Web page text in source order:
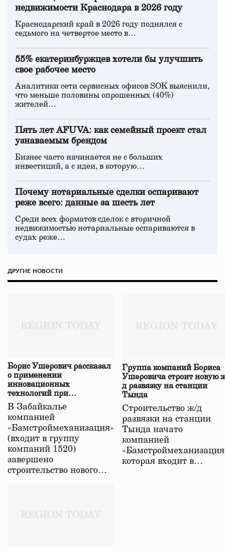
недвижимости Краснодара в 2026 году
Краснодарский край в 2026 году поднялся с
седьмого на четвертое место в…
55% екатеринбуржцев хотели бы улучшить
свое рабочее место
Аналитики сети сервисных офисов SOK выяснили,
что меньше половины опрошенных (40%)
жителей…
Пять лет AFUVA: как семейный проект стал
узнаваемым брендом
Бизнес часто начинается не с больших
инвестиций, а с идеи, в которую…
Почему нотариальные сделки оспаривают
реже всего: данные за шесть лет
Среди всех форматов сделок с вторичной
недвижимостью нотариальные оспариваются в
судах реже…
ДРУГИЕ НОВОСТИ
Борис Ушерович рассказал
о применении
инновационных
технологий при
строительстве нового моста
в Забайкалье
В Забайкалье
компанией
«Бамстроймеханизация»
(входит в группу
компаний 1520)
завершено
строительство нового…
Группа компаний Бориса
Ушеровича строит новую
д развязку на станции
Тында
Строительство ж/д
развязки на станции
Тында начато
компанией
которая входит в…